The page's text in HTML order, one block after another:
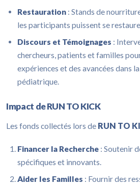
Restauration : Stands de
les participants puissent se
Discours et Témoignages :
chercheurs, patients et familles
expériences et des avancées dans
pédiatrique.
Impact de RUN TO KICK
Les fonds collectés lors de RUN TO
Financer la Recherche : Soutenir
spécifiques et innovants.
Aider les Familles : Fournir des